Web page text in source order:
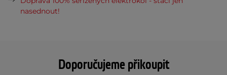
Doporučujeme přikoupit
nasednout!